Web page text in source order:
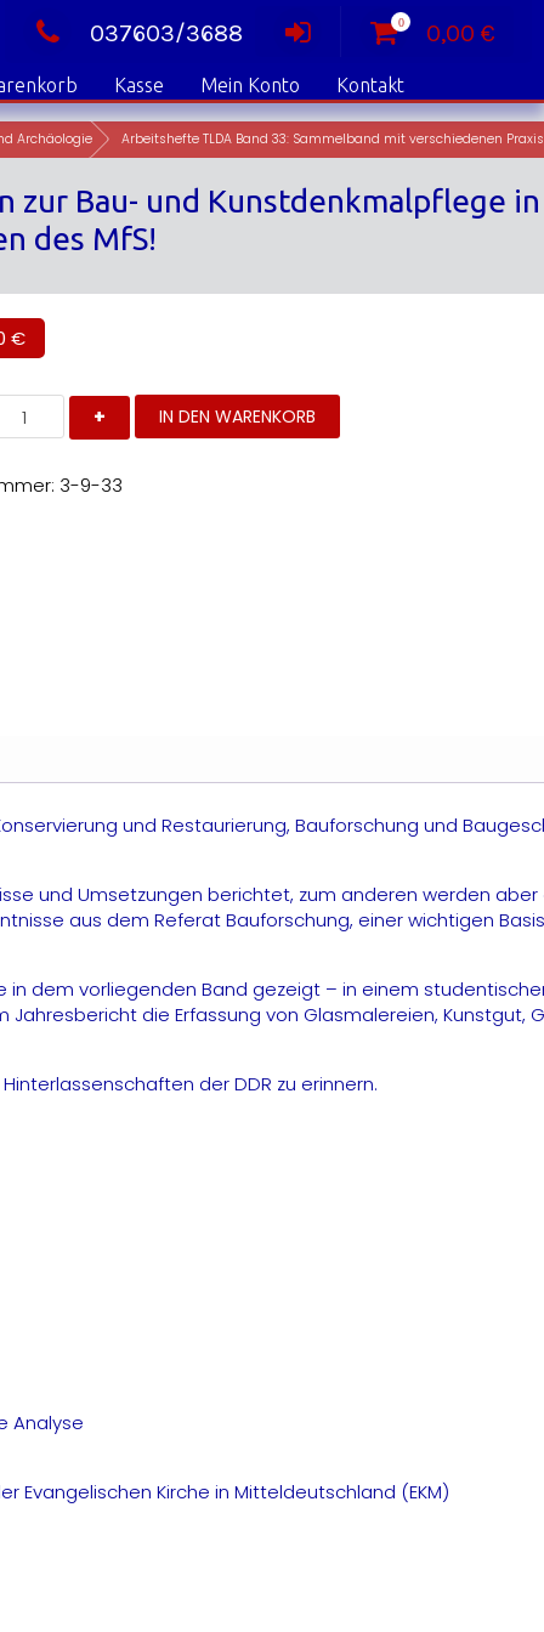
037603/3688 0 0,00 €
Kasse Mein Konto Kontakt
Archäologie
zur Bau- und Kunstdenkmalpflege
des MfS!
€
IN DEN WARENKORB
3-9-33
und Restaurierung, Bauforschung und
und Umsetzungen berichtet, zum anderen werden
aus dem Referat Bauforschung, einer wichtigen
dem vorliegenden Band gezeigt – in einem
die Erfassung von Glasmalereien, Kunstgut,
der DDR zu erinnern.
Analyse
Kirche in Mitteldeutschland (EKM)